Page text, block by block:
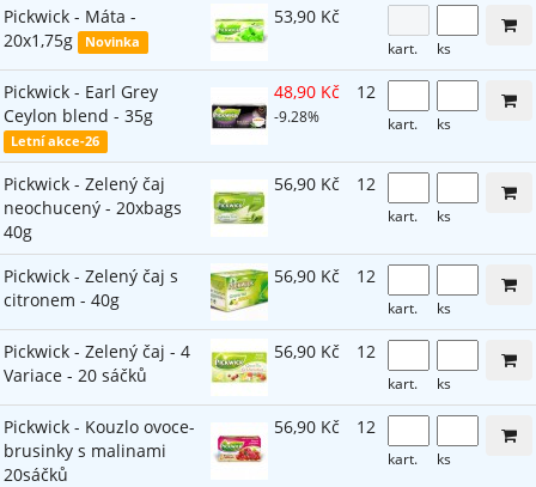
Pickwick - Máta -
20x1,75g
Novinka
53,90 Kč
kart. ks
Pickwick - Earl Grey
Ceylon blend - 35g
Letní akce-26
48,90 Kč
-9.28%
12
kart. ks
Pickwick - Zelený čaj
neochucený - 20xbags
40g
56,90 Kč 12
kart. ks
Pickwick - Zelený čaj s
citronem - 40g
56,90 Kč 12
kart. ks
Pickwick - Zelený čaj - 4
Variace - 20 sáčků
56,90 Kč 12
kart. ks
Pickwick - Kouzlo ovoce-
brusinky s malinami
20sáčků
56,90 Kč 12
kart. ks